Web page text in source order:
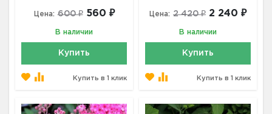
Цена: 600 ₽ 560 ₽
В наличии
Купить
Купить в 1 клик
Цена: 2 420 ₽ 2 240 ₽
В наличии
Купить
Купить в 1 клик